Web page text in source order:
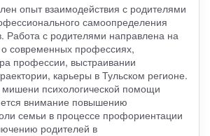
опыт взаимодействия с родителями
самоопределения
Работа с родителями направлена на
современных профессиях,
профессии, выстраивании
карьеры в Тульском регионе.
психологической помощи
внимание повышению
семьи в процессе профориентации
родителей в